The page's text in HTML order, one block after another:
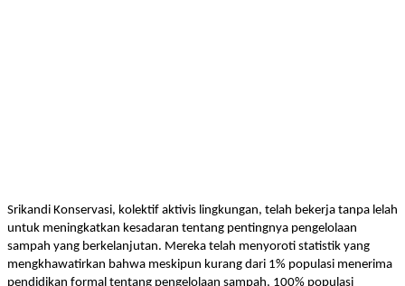
Srikandi Konservasi, kolektif aktivis lingkungan, telah bekerja tanpa lelah
untuk meningkatkan kesadaran tentang pentingnya pengelolaan
sampah yang berkelanjutan. Mereka telah menyoroti statistik yang
mengkhawatirkan bahwa meskipun kurang dari 1% populasi menerima
pendidikan formal tentang pengelolaan sampah, 100% populasi